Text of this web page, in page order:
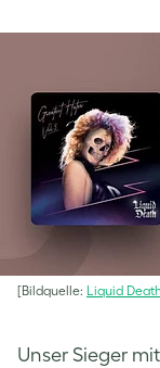
[Bildquelle: Liquid
Unser Sieger